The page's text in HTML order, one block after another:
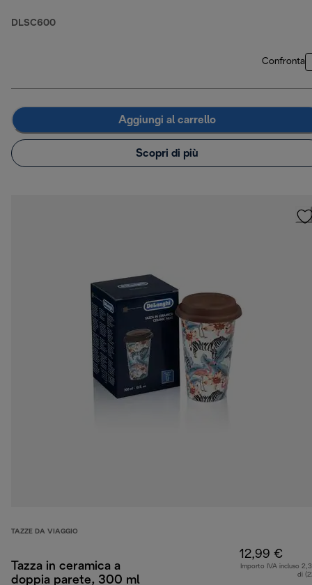
DLSC600
Confronta
Aggiungi al carrello
Scopri di più
TAZZE DA VIAGGIO
Tazza in ceramica a
doppia parete, 300 ml
12,99 €
Importo IVA incluso
di